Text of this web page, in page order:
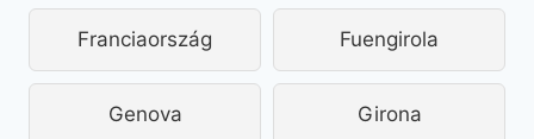
Franciaország Fuengirola
Genova Girona